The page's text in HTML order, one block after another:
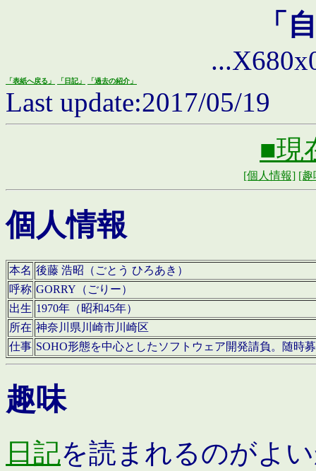
「
「表紙へ戻る」 「日記」 「過去の紹介」
Last update:2017/05/19
■現
[個人情報] [趣
個人情報
本名 後藤 浩昭（ごとう ひろあき）
呼称 GORRY（ごりー）
出生 1970年（昭和45年）
所在 神奈川県川崎市川崎区
仕事 SOHO形態を中心としたソフトウェア開発請負。随時
趣味
日記を読まれるのがよ